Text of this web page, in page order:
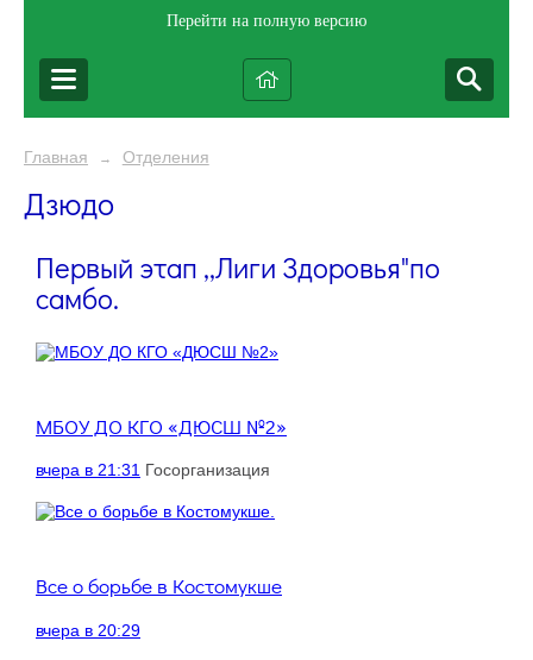
Перейти на полную версию
Главная → Отделения
Дзюдо
Первый этап ,,Лиги Здоровья"по
самбо.
МБОУ ДО КГО «ДЮСШ №2»
вчера в 21:31 Госорганизация
Все о борьбе в Костомукше
вчера в 20:29